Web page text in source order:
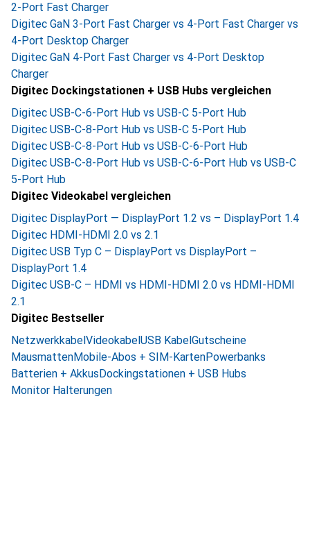
2-Port Fast Charger
Digitec GaN 3-Port Fast Charger vs 4-Port Fast Charger vs
4-Port Desktop Charger
Digitec GaN 4-Port Fast Charger vs 4-Port Desktop
Charger
Digitec Dockingstationen + USB Hubs vergleichen
Digitec USB-C-6-Port Hub vs USB-C 5-Port Hub
Digitec USB-C-8-Port Hub vs USB-C 5-Port Hub
Digitec USB-C-8-Port Hub vs USB-C-6-Port Hub
Digitec USB-C-8-Port Hub vs USB-C-6-Port Hub vs USB-C
5-Port Hub
Digitec Videokabel vergleichen
Digitec DisplayPort — DisplayPort 1.2 vs – DisplayPort 1.4
Digitec HDMI-HDMI 2.0 vs 2.1
Digitec USB Typ C – DisplayPort vs DisplayPort –
DisplayPort 1.4
Digitec USB-C – HDMI vs HDMI-HDMI 2.0 vs HDMI-HDMI
2.1
Digitec Bestseller
NetzwerkkabelVideokabelUSB KabelGutscheine
MausmattenMobile-Abos + SIM-KartenPowerbanks
Batterien + AkkusDockingstationen + USB Hubs
Monitor Halterungen